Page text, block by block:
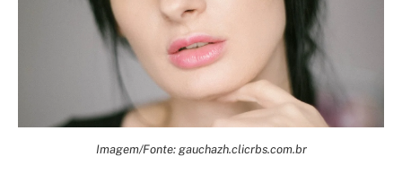
Imagem/Fonte: gauchazh.clicrbs.com.br